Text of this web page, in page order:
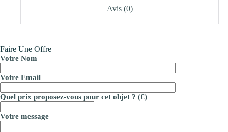
Avis (0)
Faire Une Offre
Votre Nom
Votre Email
Quel prix proposez-vous pour cet objet ? (€)
Votre message